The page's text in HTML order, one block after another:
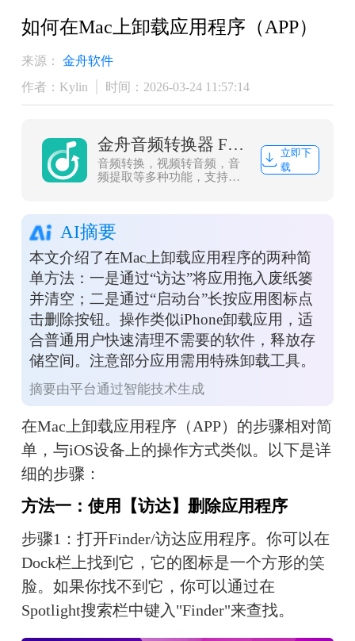
​如何在Mac上卸载应用程序（APP）
来源：
金舟软件
作者：Kylin
时间：2026-03-24 11:57:14
金舟音频转换器 For Mac
音频转换，视频转音频，音
频提取等多种功能，支持
立即下
载
AI摘要
本文介绍了在Mac上卸载应用程序的两种简
单方法：一是通过“访达”将应用拖入废纸篓
并清空；二是通过“启动台”长按应用图标点
击删除按钮。操作类似iPhone卸载应用，适
合普通用户快速清理不需要的软件，释放存
储空间。注意部分应用需用特殊卸载工具。
摘要由平台通过智能技术生成
在Mac上卸载应用程序（APP）的步骤相对简
单，与iOS设备上的操作方式类似。以下是详
细的步骤：
方法一：使用【访达】删除应用程序
步骤1：打开Finder/访达应用程序。你可以在
Dock栏上找到它，它的图标是一个方形的笑
脸。如果你找不到它，你可以通过在
Spotlight搜索栏中键入"Finder"来查找。